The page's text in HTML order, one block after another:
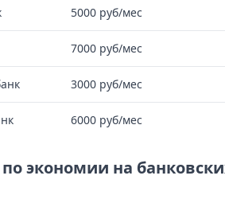
5000 руб/мес
7000 руб/мес
3000 руб/мес
6000 руб/мес
экономии на